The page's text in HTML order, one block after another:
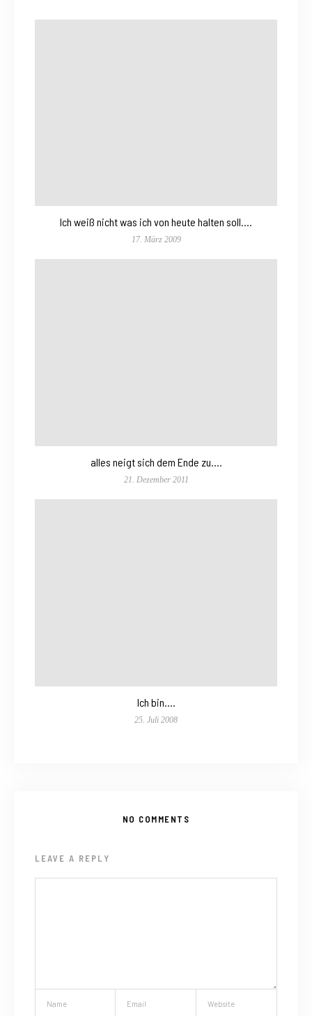
Ich weiß nicht was ich von heute halten soll….
17. März 2009
alles neigt sich dem Ende zu….
21. Dezember 2011
Ich bin….
25. Juli 2008
NO COMMENTS
LEAVE A REPLY